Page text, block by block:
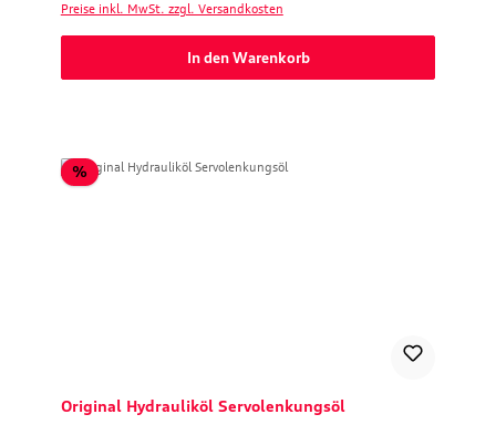
Preise inkl. MwSt. zzgl. Versandkosten
In den Warenkorb
%Rabatt
Original Hydrauliköl Servolenkungsöl